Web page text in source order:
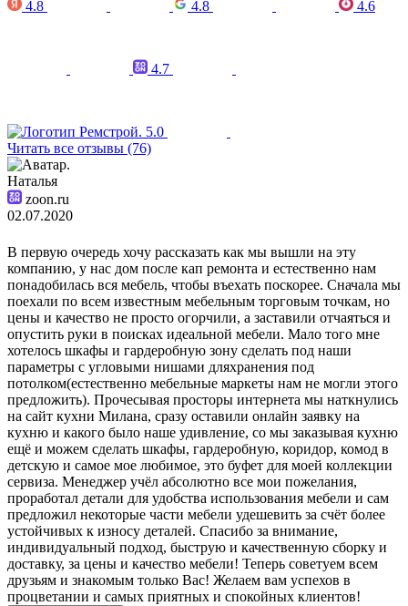
4.8 4.8 4.6
4.7
5.0
Читать все отзывы (76)
Наталья
zoon.ru
02.07.2020
В первую очередь хочу рассказать как мы вышли на эту
компанию, у нас дом после кап ремонта и естественно нам
понадобилась вся мебель, чтобы въехать поскорее. Сначала мы
поехали по всем известным мебельным торговым точкам, но
цены и качество не просто огорчили, а заставили отчаяться и
опустить руки в поисках идеальной мебели. Мало того мне
хотелось шкафы и гардеробную зону сделать под наши
параметры с угловыми нишами дляхранения под
потолком(естественно мебельные маркеты нам не могли этого
предложить). Прочесывая просторы интернета мы наткнулись
на сайт кухни Милана, сразу оставили онлайн заявку на
кухню и какого было наше удивление, со мы заказывая кухню
ещё и можем сделать шкафы, гардеробную, коридор, комод в
детскую и самое мое любимое, это буфет для моей коллекции
сервиза. Менеджер учёл абсолютно все мои пожелания,
проработал детали для удобства использования мебели и сам
предложил некоторые части мебели удешевить за счёт более
устойчивых к износу деталей. Спасибо за внимание,
индивидуальный подход, быструю и качественную сборку и
доставку, за цены и качество мебели! Теперь советуем всем
друзьям и знакомым только Вас! Желаем вам успехов в
процветании и самых приятных и спокойных клиентов!